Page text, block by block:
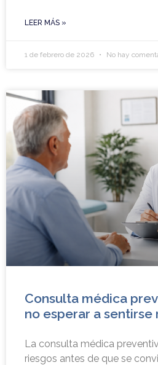
LEER MÁS »
1 de febrero de 2026 No hay
Consulta médica
no esperar a sentirse
La consulta médica
riesgos antes de que se